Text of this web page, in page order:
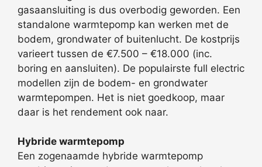
gasaansluiting is dus overbodig geworden. Een
standalone warmtepomp kan werken met de
bodem, grondwater of buitenlucht. De kostprijs
varieert tussen de €7.500 – €18.000 (inc.
boring en aansluiten). De populairste full electric
modellen zijn de bodem- en grondwater
warmtepompen. Het is niet goedkoop, maar
daar is het rendement ook naar.
Hybride warmtepomp
Een zogenaamde hybride warmtepomp